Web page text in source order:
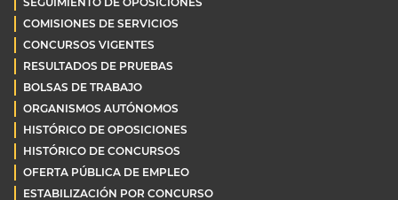
COMISIONES DE SERVICIOS
CONCURSOS VIGENTES
RESULTADOS DE PRUEBAS
BOLSAS DE TRABAJO
ORGANISMOS AUTÓNOMOS
HISTÓRICO DE OPOSICIONES
HISTÓRICO DE CONCURSOS
OFERTA PÚBLICA DE EMPLEO
ESTABILIZACIÓN POR CONCURSO